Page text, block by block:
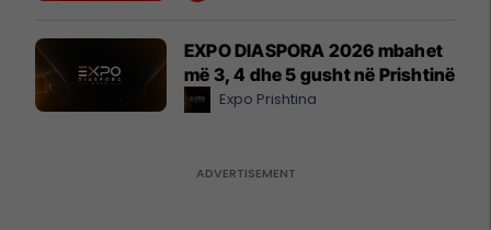
EXPO DIASPORA 2026 mbahet
më 3, 4 dhe 5 gusht në Prishtinë
Expo Prishtina